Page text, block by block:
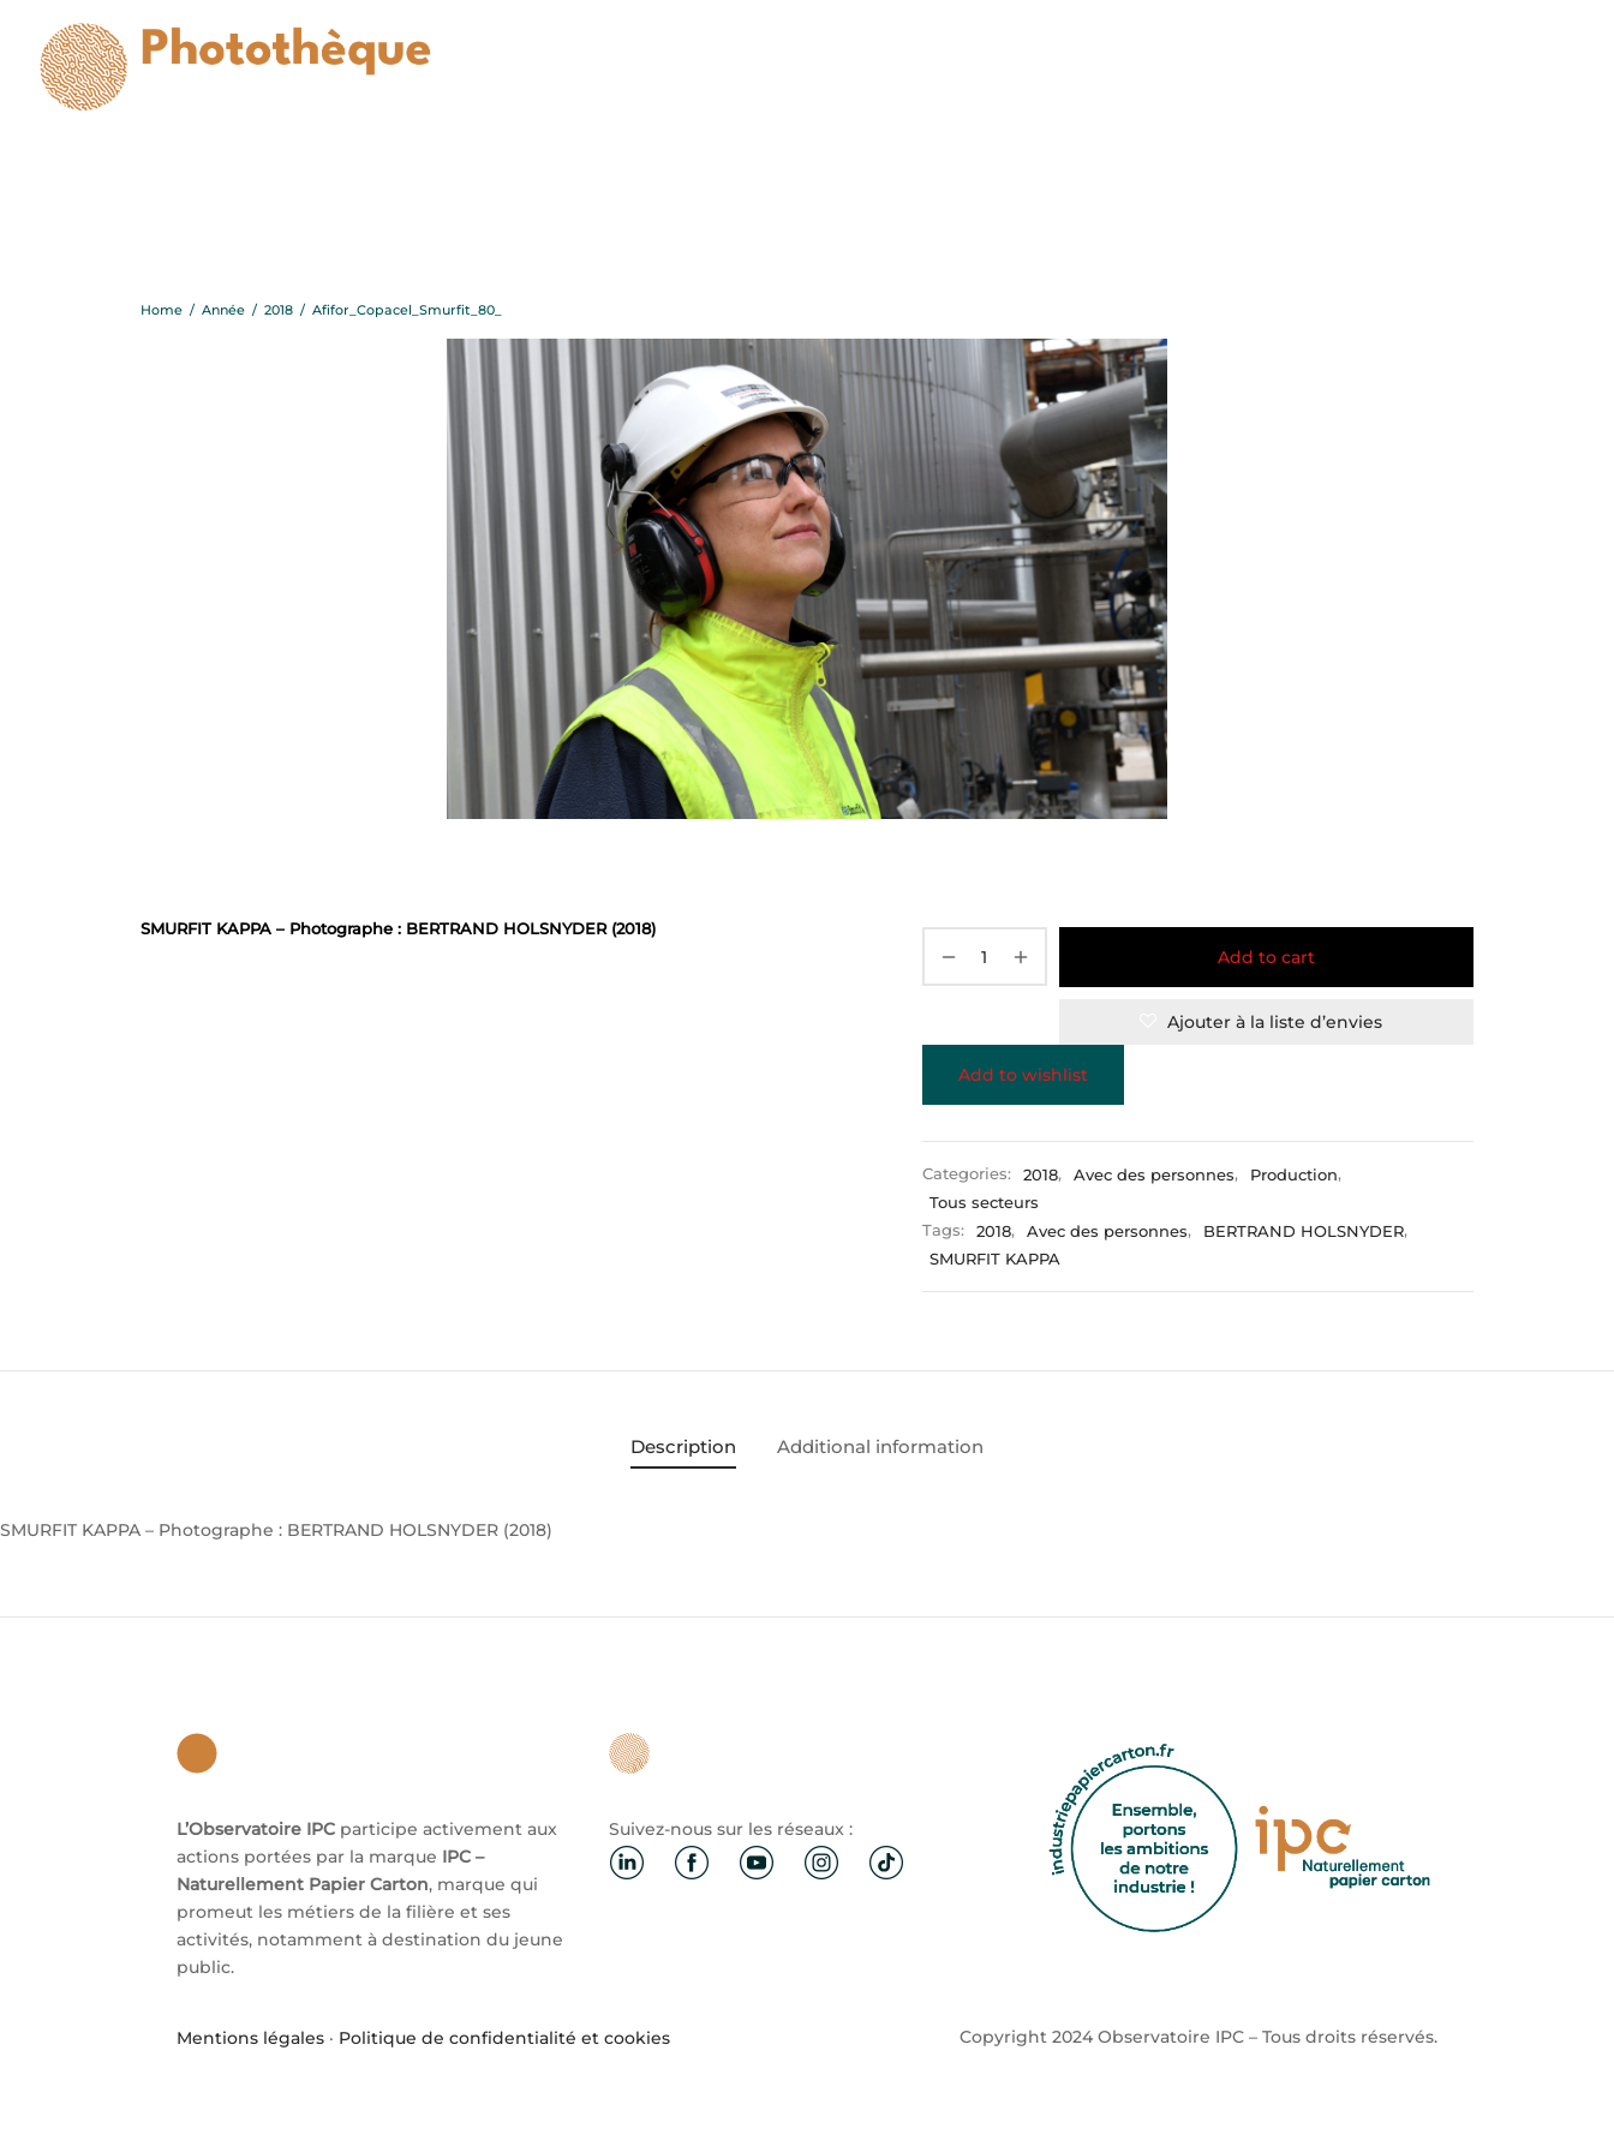
Home / Année / 2018 / Afifor_Copacel_Smurfit_80_
SMURFIT KAPPA – Photographe : BERTRAND HOLSNYDER (2018)
Add to cart
Ajouter à la liste d’envies
Add to wishlist
Categories: 2018, Avec des personnes, Production,
Tous secteurs
Tags:
2018, Avec des personnes, BERTRAND HOLSNYDER,
SMURFIT KAPPA
Description Additional information
SMURFIT KAPPA – Photographe : BERTRAND HOLSNYDER (2018)
L’Observatoire IPC participe activement aux
actions portées par la marque IPC –
Naturellement Papier Carton, marque qui
promeut les métiers de la filière et ses
activités, notamment à destination du jeune
public.
Suivez-nous sur les réseaux :
Mentions légales · Politique de confidentialité et cookies Copyright 2024 Observatoire IPC – Tous droits réservés.